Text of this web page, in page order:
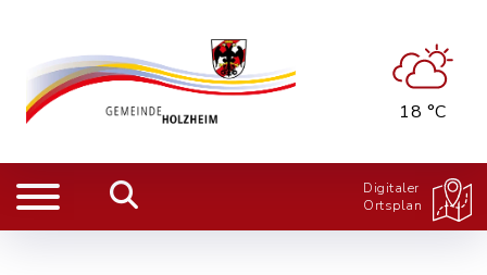
18 °C
Digitaler
Ortsplan